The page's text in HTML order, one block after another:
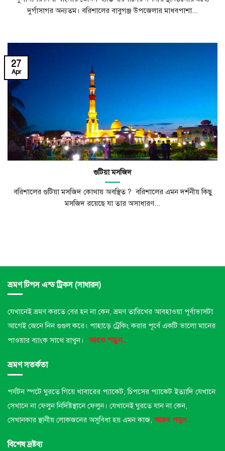
দুর্গাসাগর অন্যতম। বরিশালের বাবুগঞ্জ উপজেলার মাধবপাশা...
গুটিয়া মসজিদ
বরিশালের গুটিয়া মসজিদ কোথায় অবস্থিত ? বরিশালের এমন দর্শনীয় কিছু
মসজিদ রয়েছে যা তার অসাধারণ...
27
Apr
ভ্রমণ টিপস এন্ড ট্রিকস (সাধারন)
যেখানেই ভ্রমণ করতে বের হন না কেন, ভ্রমণ তারিখের আবহাওয়া পূর্বাভাসটা
আগেই জেনে নিন গুগুল করে। পাহাড়ে ট্রেকিং করার পূর্বে একটি ভালো মানের
পাওয়ার ব্যাংক সাথে রাখুন।
আরও পড়ুন...
ভ্রমণ সতর্কতা
পর্যটন স্পটে ঘুরতে গিয়ে খাবারের প্যাকেট, চিপসের প্যাকেট ইত্যাদি যেখানে
সেখানে না ফেলুন নির্দিষ্টস্থানে ফেলুন। যেখানেই ঘুরতে যান না কেন,
সেখানকার স্থানীয় লোকজনের অসুবিধা হয় এমন কাজ,আরও পড়ুন...
বিশেষ দ্রষ্টব্য